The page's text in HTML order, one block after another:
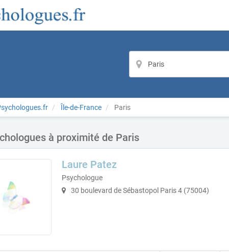
Île-de-France Paris
à proximité de Paris
Laure Patez
Psychologue
30 boulevard de Sébastopol Paris 4 (75004)